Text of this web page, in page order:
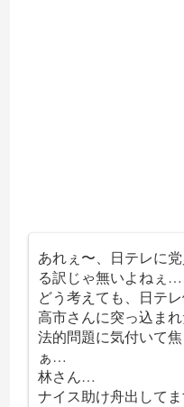
あれぇ〜、日テレに
る訳じゃ無いよねぇ…
どう考えても、日テ
高市さんに突っ込ま
法的問題に気付いて
ぁ…
林さん…
ナイス助け舟出して